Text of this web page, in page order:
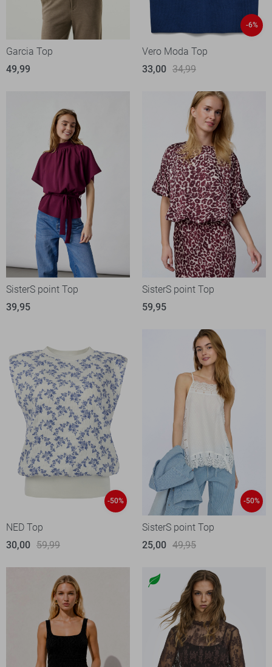
Garcia Top
49,99
-6%
Vero Moda Top
33,00 34,99
SisterS point Top
39,95
SisterS point Top
59,95
-50%
NED Top
30,00 59,99
-50%
SisterS point Top
25,00 49,95